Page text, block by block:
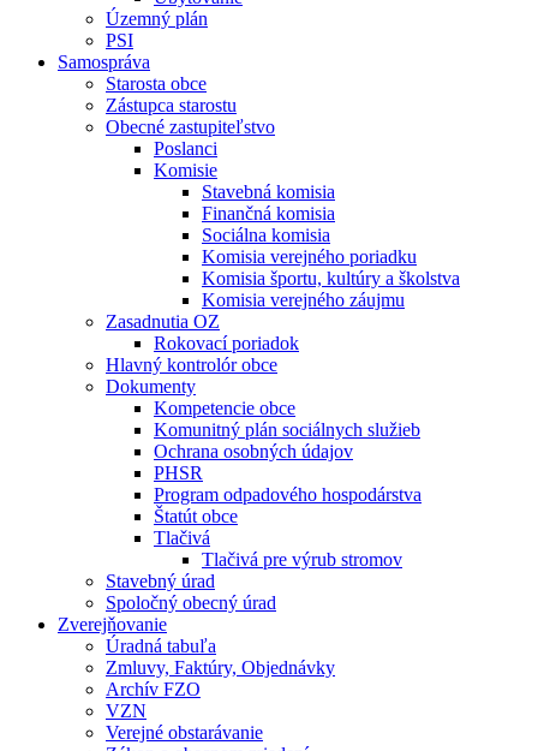
Územný plán
PSI
Samospráva
Starosta obce
Zástupca starostu
Obecné zastupiteľstvo
Poslanci
Komisie
Stavebná komisia
Finančná komisia
Sociálna komisia
Komisia verejného poriadku
Komisia športu, kultúry a školstva
Komisia verejného záujmu
Zasadnutia OZ
Rokovací poriadok
Hlavný kontrolór obce
Dokumenty
Kompetencie obce
Komunitný plán sociálnych služieb
Ochrana osobných údajov
PHSR
Program odpadového hospodárstva
Štatút obce
Tlačivá
Tlačivá pre výrub stromov
Stavebný úrad
Spoločný obecný úrad
Zverejňovanie
Úradná tabuľa
Zmluvy, Faktúry, Objednávky
Archív FZO
VZN
Verejné obstarávanie